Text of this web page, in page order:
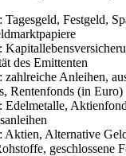
Tagesgeld, Festgeld,
des Emittenten
zahlreiche Anleihen,
Rentenfonds (in
Edelmetalle,
Aktien, Alternative
geschlossene